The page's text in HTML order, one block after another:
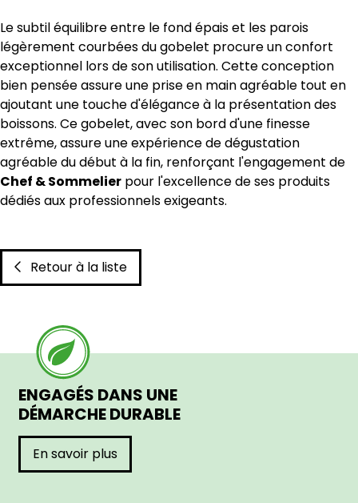
Le subtil équilibre entre le fond épais et les parois
légèrement courbées du gobelet procure un confort
exceptionnel lors de son utilisation. Cette conception
bien pensée assure une prise en main agréable tout en
ajoutant une touche d'élégance à la présentation des
boissons. Ce gobelet, avec son bord d'une finesse
extrême, assure une expérience de dégustation
agréable du début à la fin, renforçant l'engagement de
Chef & Sommelier pour l'excellence de ses produits
dédiés aux professionnels exigeants.
Retour à la liste
ENGAGÉS DANS UNE
DÉMARCHE DURABLE
En savoir plus